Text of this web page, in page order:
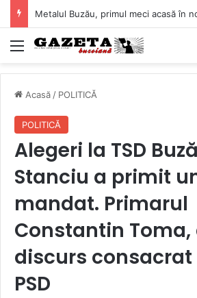
Mediu
Acasă / POLITICĂ
POLITICĂ
Alegeri la TSD
Stanciu a primit
mandat. Primarul
Constantin Toma,
discurs consacrat
PSD